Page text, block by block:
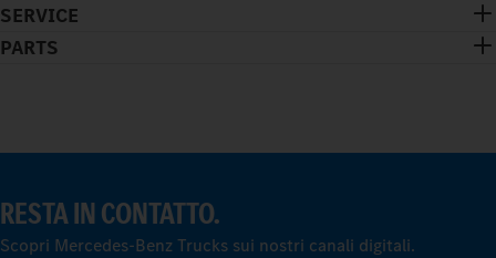
SERVICE
PARTS
RESTA IN CONTATTO.
Scopri Mercedes-Benz Trucks sui nostri canali digitali.